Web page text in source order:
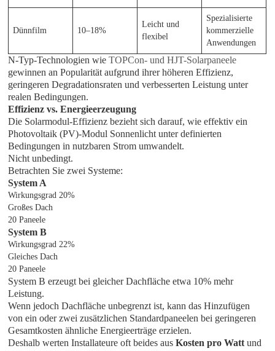
Dünnfilm 10–18%
Leicht und
flexibel
Spezialisierte
kommerzielle
Anwendungen
N-Typ-Technologien wieTOPCon- und HJT-Solarpaneele
gewinnen an Popularität aufgrund ihrer höheren Effizienz,
geringeren Degradationsraten und verbesserten Leistung unter
realen Bedingungen.
Effizienz vs. Energieerzeugung
Die Solarmodul-Effizienz bezieht sich darauf, wie effektiv ein
Photovoltaik (PV)-Modul Sonnenlicht unter definierten
Bedingungen in nutzbaren Strom umwandelt.
Nicht unbedingt.
Betrachten Sie zwei Systeme:
System A
Wirkungsgrad 20%
Großes Dach
20 Paneele
System B
Wirkungsgrad 22%
Gleiches Dach
20 Paneele
System B erzeugt bei gleicher Dachfläche etwa 10% mehr
Leistung.
Wenn jedoch Dachfläche unbegrenzt ist, kann das Hinzufügen
von ein oder zwei zusätzlichen Standardpaneelen bei geringeren
Gesamtkosten ähnliche Energieerträge erzielen.
Deshalb werten Installateure oft beides ausKosten pro Watt und